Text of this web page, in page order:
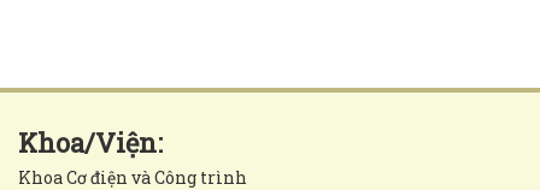
Khoa/Viện:
Khoa Cơ điện và Công trình